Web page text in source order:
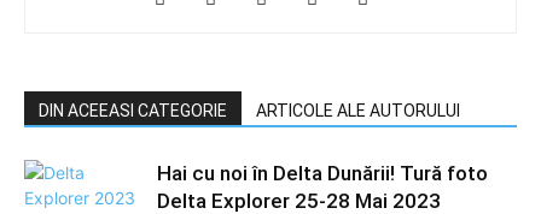
DIN ACEEASI CATEGORIE ARTICOLE ALE AUTORULUI
Hai cu noi în Delta Dunării! Tură foto
Delta Explorer 25-28 Mai 2023